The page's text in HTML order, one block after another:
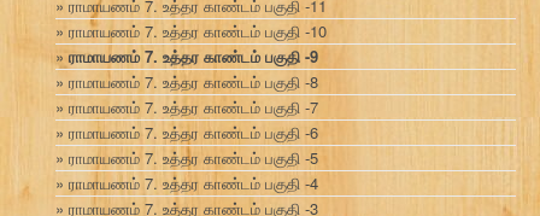
ராமாயணம் 7. உத்தர காண்டம் பகுதி -11
ராமாயணம் 7. உத்தர காண்டம் பகுதி -10
ராமாயணம் 7. உத்தர காண்டம் பகுதி -9
ராமாயணம் 7. உத்தர காண்டம் பகுதி -8
ராமாயணம் 7. உத்தர காண்டம் பகுதி -7
ராமாயணம் 7. உத்தர காண்டம் பகுதி -6
ராமாயணம் 7. உத்தர காண்டம் பகுதி -5
ராமாயணம் 7. உத்தர காண்டம் பகுதி -4
ராமாயணம் 7. உத்தர காண்டம் பகுதி -3